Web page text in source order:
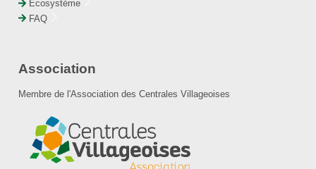
Écosystème
FAQ
Association
Membre de l'Association des Centrales Villageoises